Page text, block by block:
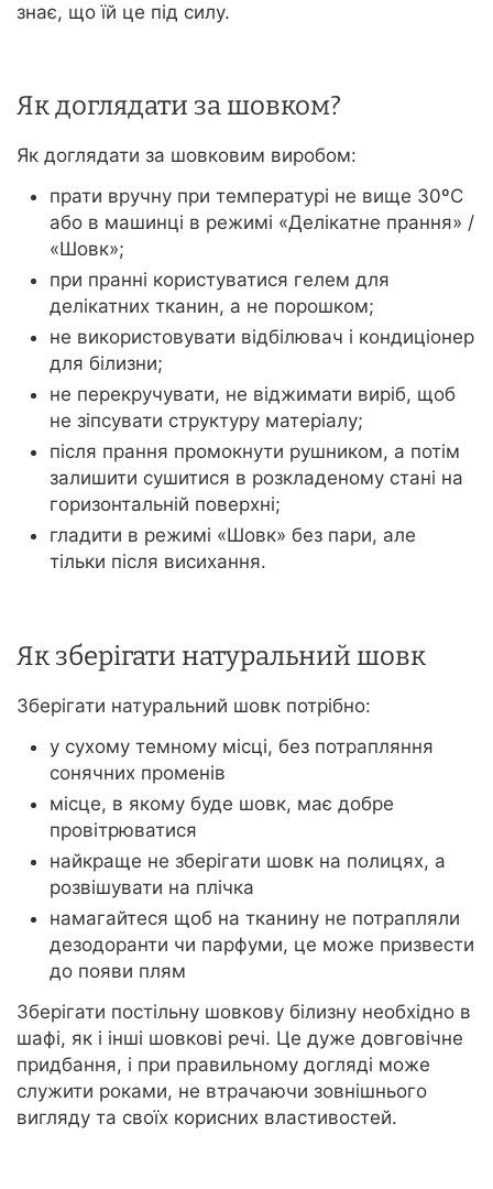
знає, що їй це під силу.
Як доглядати за шовком?
Як доглядати за шовковим виробом:
прати вручну при температурі не вище 30ºС
або в машинці в режимі «Делікатне прання» /
«Шовк»;
при пранні користуватися гелем для
делікатних тканин, а не порошком;
не використовувати відбілювач і кондиціонер
для білизни;
не перекручувати, не віджимати виріб, щоб
не зіпсувати структуру матеріалу;
після прання промокнути рушником, а потім
залишити сушитися в розкладеному стані на
горизонтальній поверхні;
гладити в режимі «Шовк» без пари, але
тільки після висихання.
Як зберігати натуральний шовк
Зберігати натуральний шовк потрібно:
у сухому темному місці, без потрапляння
сонячних променів
місце, в якому буде шовк, має добре
провітрюватися
найкраще не зберігати шовк на полицях, а
розвішувати на плічка
намагайтеся щоб на тканину не потрапляли
дезодоранти чи парфуми, це може призвести
до появи плям
Зберігати постільну шовкову білизну необхідно в
шафі, як і інші шовкові речі. Це дуже довговічне
придбання, і при правильному догляді може
служити роками, не втрачаючи зовнішнього
вигляду та своїх корисних властивостей.